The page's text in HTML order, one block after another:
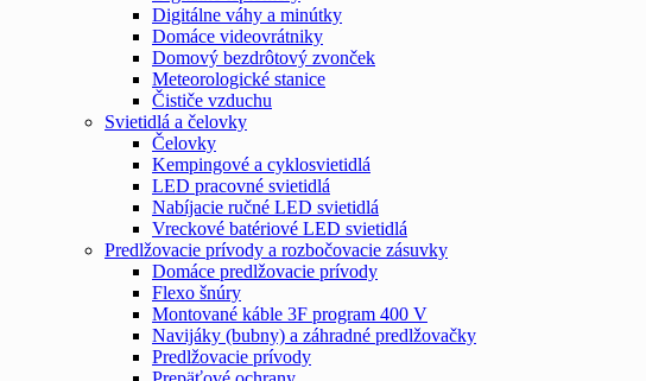
Digitálne váhy a minútky
Domáce videovrátniky
Domový bezdrôtový zvonček
Meteorologické stanice
Čističe vzduchu
Svietidlá a čelovky
Čelovky
Kempingové a cyklosvietidlá
LED pracovné svietidlá
Nabíjacie ručné LED svietidlá
Vreckové batériové LED svietidlá
Predlžovacie prívody a rozbočovacie zásuvky
Domáce predlžovacie prívody
Flexo šnúry
Montované káble 3F program 400 V
Navijáky (bubny) a záhradné predlžovačky
Predlžovacie prívody